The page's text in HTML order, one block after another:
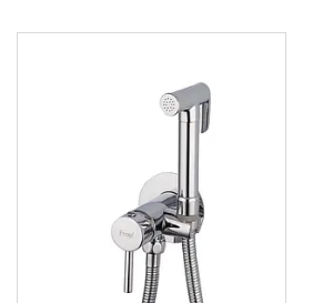
Гігієнічні душі
Душові трапи, дренажні
Аксесуари для ванної
Запчастини та комплектуючі
Гнучкі шланги (підведення)